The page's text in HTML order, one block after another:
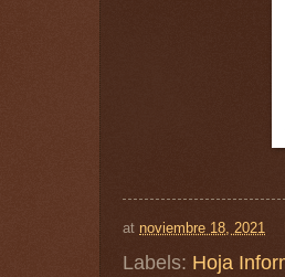
at noviembre 18, 2021
Labels: Hoja